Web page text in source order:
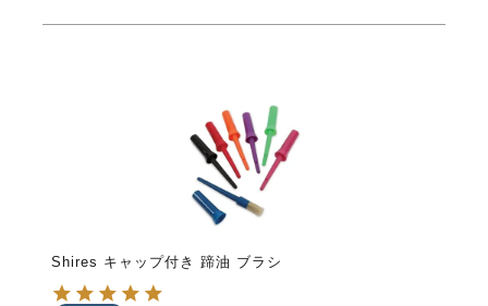
Shires キャップ付き 蹄油 ブラシ